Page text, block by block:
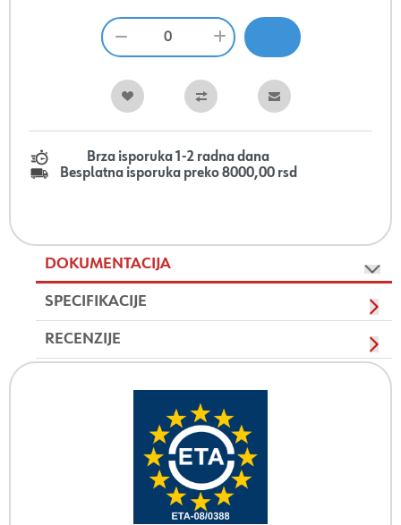
Brza isporuka 1-2 radna dana
Besplatna isporuka preko 8000,00 rsd
DOKUMENTACIJA
SPECIFIKACIJE
RECENZIJE